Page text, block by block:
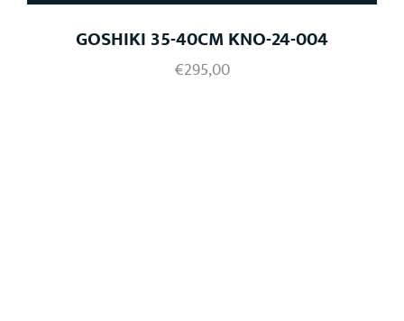
GOSHIKI 35-40CM KNO-24-004
€295,00